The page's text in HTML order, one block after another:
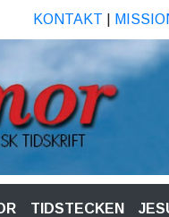
KONTAKT
TIDSTECKEN